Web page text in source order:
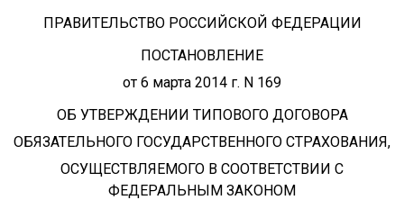
ПРАВИТЕЛЬСТВО РОССИЙСКОЙ ФЕДЕРАЦИИ
ПОСТАНОВЛЕНИЕ
от 6 марта 2014 г. N 169
ОБ УТВЕРЖДЕНИИ ТИПОВОГО ДОГОВОРА
ОБЯЗАТЕЛЬНОГО ГОСУДАРСТВЕННОГО СТРАХОВАНИЯ,
ОСУЩЕСТВЛЯЕМОГО В СООТВЕТСТВИИ С
ФЕДЕРАЛЬНЫМ ЗАКОНОМ